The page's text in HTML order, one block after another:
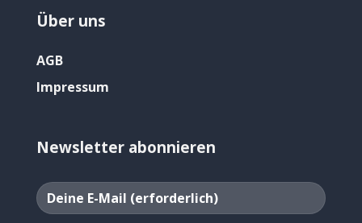
Über uns
AGB
Impressum
Newsletter abonnieren